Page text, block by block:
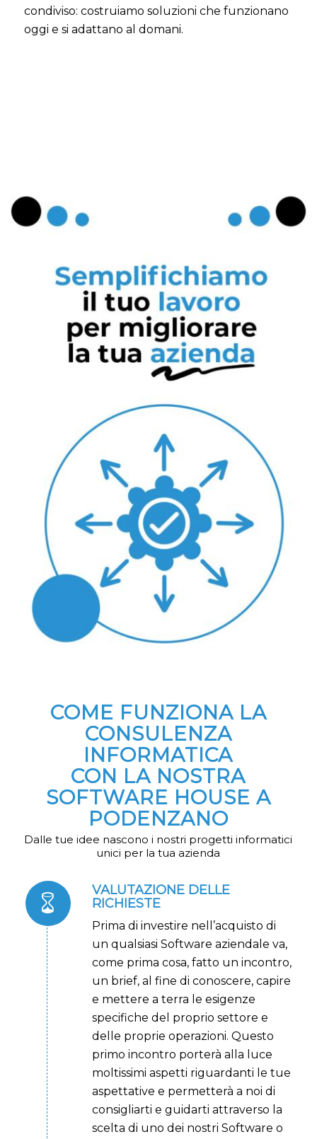
condiviso: costruiamo soluzioni che funzionano
oggi e si adattano al domani.
COME FUNZIONA LA
CONSULENZA
INFORMATICA
CON LA NOSTRA
SOFTWARE HOUSE A
PODENZANO
Dalle tue idee nascono i nostri progetti informatici
unici per la tua azienda
VALUTAZIONE DELLE
RICHIESTE
Prima di investire nell’acquisto di
un qualsiasi Software aziendale va,
come prima cosa, fatto un incontro,
un brief, al fine di conoscere, capire
e mettere a terra le esigenze
specifiche del proprio settore e
delle proprie operazioni. Questo
primo incontro porterà alla luce
moltissimi aspetti riguardanti le tue
aspettative e permetterà a noi di
consigliarti e guidarti attraverso la
scelta di uno dei nostri Software o